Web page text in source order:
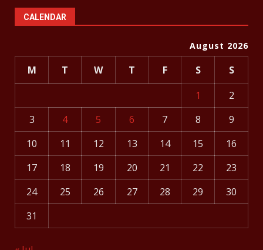
CALENDAR
August 2026
M T W T F S
S
1
2
3
4 5 6 7 8
9
10
11 12 13 14 15
16
17
18 19 20 21 22
23
24
25 26 27 28 29
30
31